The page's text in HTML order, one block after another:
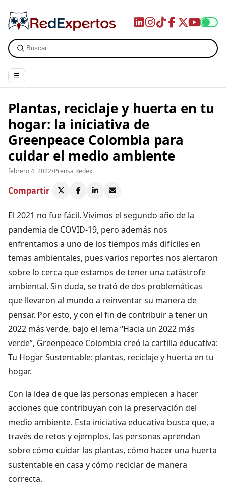
☰
Plantas, reciclaje y huerta en tu
hogar: la iniciativa de
Greenpeace Colombia para
cuidar el medio ambiente
febrero 4, 2022•Prensa Redex
Compartir
El 2021 no fue fácil. Vivimos el segundo año de la
pandemia de COVID-19, pero además nos
enfrentamos a uno de los tiempos más difíciles en
temas ambientales, pues varios reportes nos alertaron
sobre lo cerca que estamos de tener una catástrofe
ambiental. Sin duda, se trató de dos problemáticas
que llevaron al mundo a reinventar su manera de
pensar. Por esto, y con el fin de contribuir a tener un
2022 más verde, bajo el lema “Hacia un 2022 más
verde”, Greenpeace Colombia creó la cartilla educativa:
Tu Hogar Sustentable: plantas, reciclaje y huerta en tu
hogar.
Con la idea de que las personas empiecen a hacer
acciones que contribuyan con la preservación del
medio ambiente. Esta iniciativa educativa busca que, a
través de retos y ejemplos, las personas aprendan
sobre cómo cuidar las plantas, cómo hacer una huerta
sustentable en casa y cómo reciclar de manera
correcta.